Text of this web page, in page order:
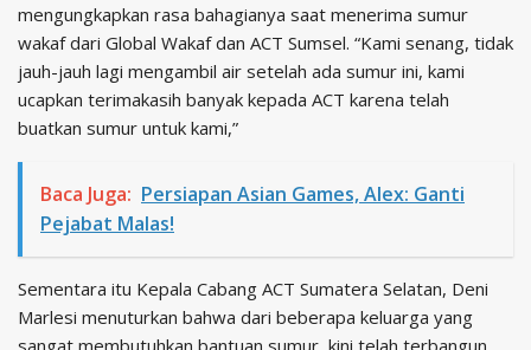
mengungkapkan rasa bahagianya saat menerima sumur
wakaf dari Global Wakaf dan ACT Sumsel. “Kami senang, tidak
jauh-jauh lagi mengambil air setelah ada sumur ini, kami
ucapkan terimakasih banyak kepada ACT karena telah
buatkan sumur untuk kami,”
Baca Juga: Persiapan Asian Games, Alex: Ganti
Pejabat Malas!
Sementara itu Kepala Cabang ACT Sumatera Selatan, Deni
Marlesi menuturkan bahwa dari beberapa keluarga yang
sangat membutuhkan bantuan sumur, kini telah terbangun